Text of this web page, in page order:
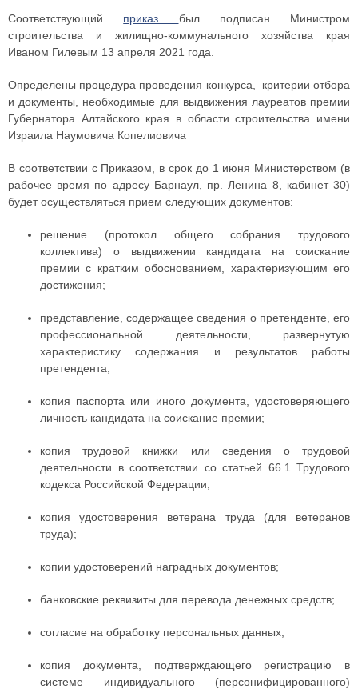
Соответствующий приказ был подписан Министром
строительства и жилищно-коммунального хозяйства края
Иваном Гилевым 13 апреля 2021 года.
Определены процедура проведения конкурса, критерии отбора
и документы, необходимые для выдвижения лауреатов премии
Губернатора Алтайского края в области строительства имени
Израила Наумовича Копелиовича
В соответствии с Приказом, в срок до 1 июня Министерством (в
рабочее время по адресу Барнаул, пр. Ленина 8, кабинет 30)
будет осуществляться прием следующих документов:
решение (протокол общего собрания трудового
коллектива) о выдвижении кандидата на соискание
премии с кратким обоснованием, характеризующим его
достижения;
представление, содержащее сведения о претенденте, его
профессиональной деятельности, развернутую
характеристику содержания и результатов работы
претендента;
копия паспорта или иного документа, удостоверяющего
личность кандидата на соискание премии;
копия трудовой книжки или сведения о трудовой
деятельности в соответствии со статьей 66.1 Трудового
кодекса Российской Федерации;
копия удостоверения ветерана труда (для ветеранов
труда);
копии удостоверений наградных документов;
банковские реквизиты для перевода денежных средств;
согласие на обработку персональных данных;
копия документа, подтверждающего регистрацию в
системе индивидуального (персонифицированного)